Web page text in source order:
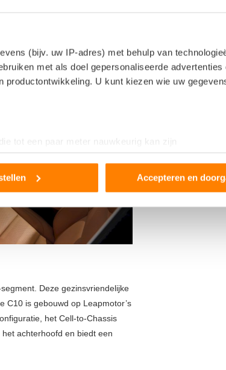
(bijv. uw IP-adres) met behulp van
met als doel gepersonaliseerde advertenties
U kunt kiezen wie uw
tot een paar meter nauwkeurig kan zijn
en stel uw voorkeuren in het
detailgedeelte
om functies voor social media te bieden
uw gebruik van onze site met onze partners voor
combineren met andere informatie die u
Accepteren en
Deze gezinsvriendelijke
C10 is gebouwd op Leapmotor’s
het Cell-to-Chassis
achterhoofd en biedt een